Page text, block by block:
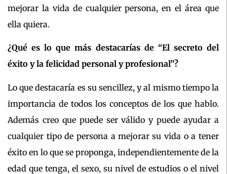
mejorar la vida de cualquier persona, en el área que
ella quiera.
¿Qué es lo que más destacarías de “El secreto del
éxito y la felicidad personal y profesional”?
Lo que destacaría es su sencillez, y al mismo tiempo la
importancia de todos los conceptos de los que hablo.
Además creo que puede ser válido y puede ayudar a
cualquier tipo de persona a mejorar su vida o a tener
éxito en lo que se proponga, independientemente de la
edad que tenga, el sexo, su nivel de estudios o el nivel